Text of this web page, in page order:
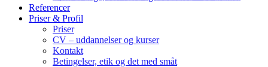
Referencer
Priser & Profil
Priser
CV – uddannelser og kurser
Kontakt
Betingelser, etik og det med småt